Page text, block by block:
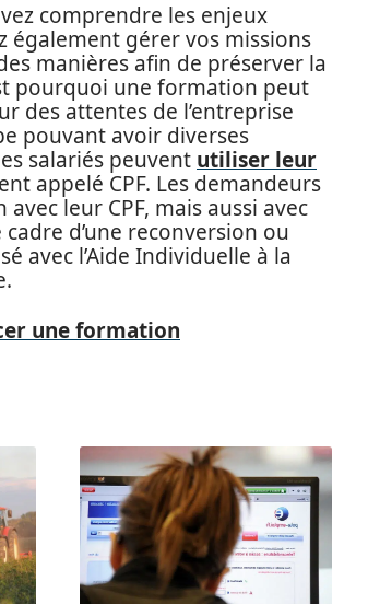
comprendre les enjeux
également gérer vos missions
manières afin de préserver la
pourquoi une formation peut
des attentes de l’entreprise
pouvant avoir diverses
salariés peuvent utiliser leur
appelé CPF. Les demandeurs
leur CPF, mais aussi avec
d’une reconversion ou
avec l’Aide Individuelle à la
une formation